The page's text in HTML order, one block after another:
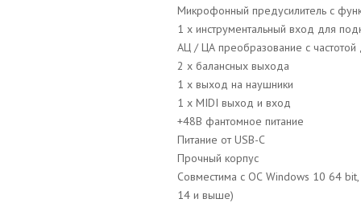
Микрофонный предусилитель с
1 х инструментальный вход для
АЦ / ЦА преобразование с
2 х балансных выхода
1 х выход на наушники
1 х MIDI выход и вход
+48В фантомное питание
Питание от USB-C
Прочный корпус
Совместима с ОС Windows 10 64
14 и выше)